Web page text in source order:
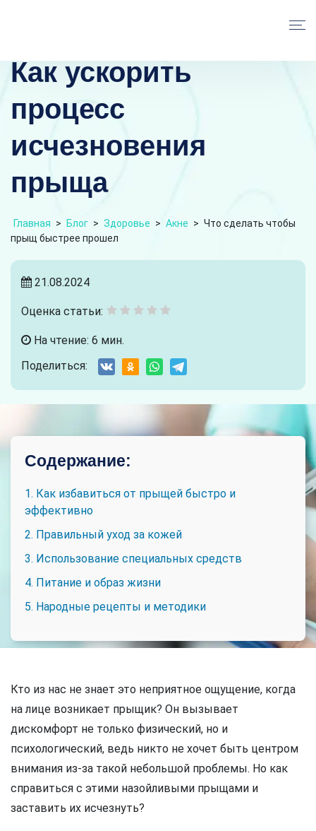
Как ускорить
процесс
исчезновения
прыща
Главная > Блог > Здоровье > Акне > Что сделать чтобы
прыщ быстрее прошел
21.08.2024
Оценка статьи:
На чтение: 6 мин.
Поделиться:
Содержание:
1. Как избавиться от прыщей быстро и
эффективно
2. Правильный уход за кожей
3. Использование специальных средств
4. Питание и образ жизни
5. Народные рецепты и методики
Кто из нас не знает это неприятное ощущение, когда
на лице возникает прыщик? Он вызывает
дискомфорт не только физический, но и
психологический, ведь никто не хочет быть центром
внимания из-за такой небольшой проблемы. Но как
справиться с этими назойливыми прыщами и
заставить их исчезнуть?